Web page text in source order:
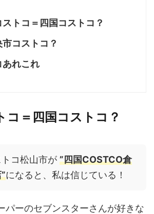
トコ＝四国コストコ？
市コストコ？
あれこれ
コ＝四国コストコ？
トコ松山市が ”四国COSTCO倉
になると、私は信じている！
パーのセブンスターさんが好きな